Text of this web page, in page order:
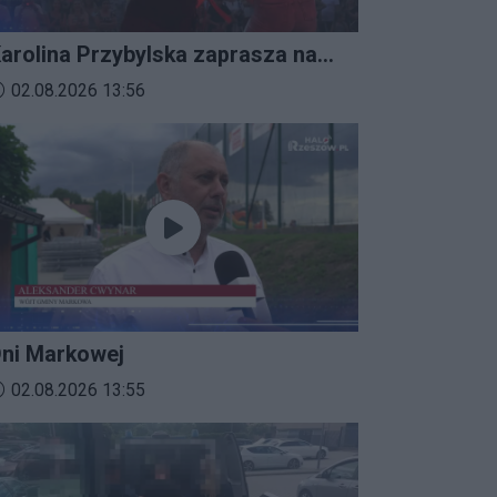
Przybylska zaprasza na
2026
dodania materiału wideo:
02.08.2026 13:56
Markowej
dodania materiału wideo:
02.08.2026 13:55